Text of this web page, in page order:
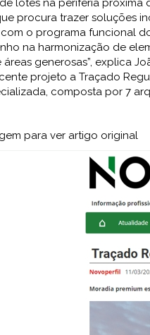
de lotes na periferia
procura trazer soluções
o programa funcional
na harmonização de
generosas”, explica
projeto a Traçado
composta por 7
para ver artigo original